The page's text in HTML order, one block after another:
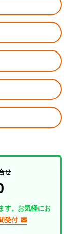
せ
す。お気軽にお
受付